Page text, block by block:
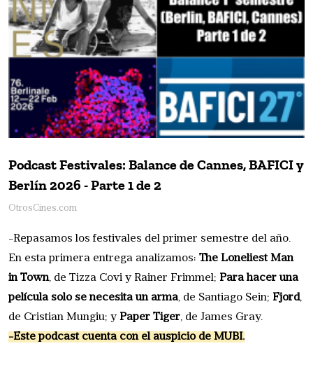
Podcast Festivales: Balance de Cannes, BAFICI y
Berlín 2026 - Parte 1 de 2
OtrosCines.com
-Repasamos los festivales del primer semestre del año.
En esta primera entrega analizamos: The Loneliest Man
in Town, de Tizza Covi y Rainer Frimmel; Para hacer una
película solo se necesita un arma, de Santiago Sein; Fjord,
de Cristian Mungiu; y Paper Tiger, de James Gray.
-Este podcast cuenta con el auspicio de MUBI.